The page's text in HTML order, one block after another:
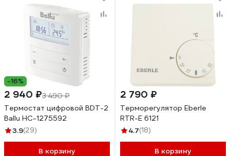
-16%
2 940 ₽3 490 ₽
Термостат цифровой BDT-2
Ballu НС-1275592
3.9(29)
В корзину
2 790 ₽
Терморегулятор Eberle
RTR-E 6121
4.7(18)
В корзину